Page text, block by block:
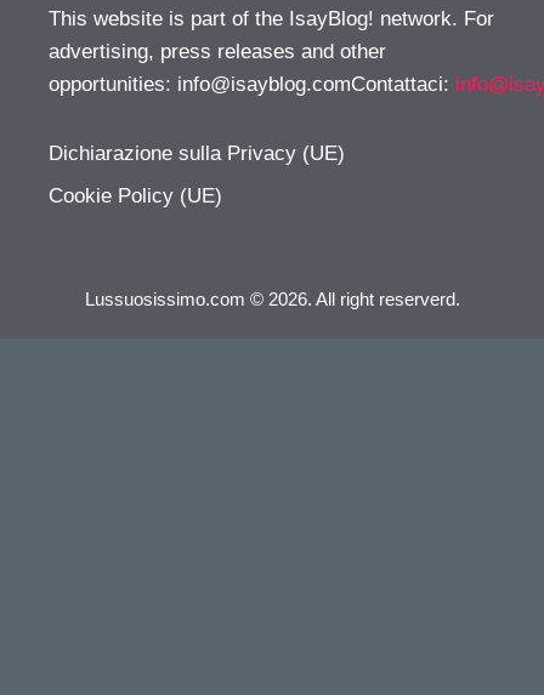
This website is part of the IsayBlog! network. For
advertising, press releases and other
opportunities: info@isayblog.comContattaci:
Dichiarazione sulla Privacy (UE)
Cookie Policy (UE)
Lussuosissimo.com © 2026. All right reserverd.